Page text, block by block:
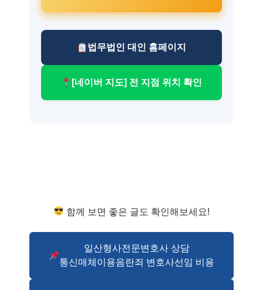
법무법인 대인 홈페이지
[네이버 지도] 전 지점 위치 확인
함께 보면 좋은 글도 확인해보세요!
일산형사전문변호사 상담
통신매체이용음란죄 변호사선임 비용